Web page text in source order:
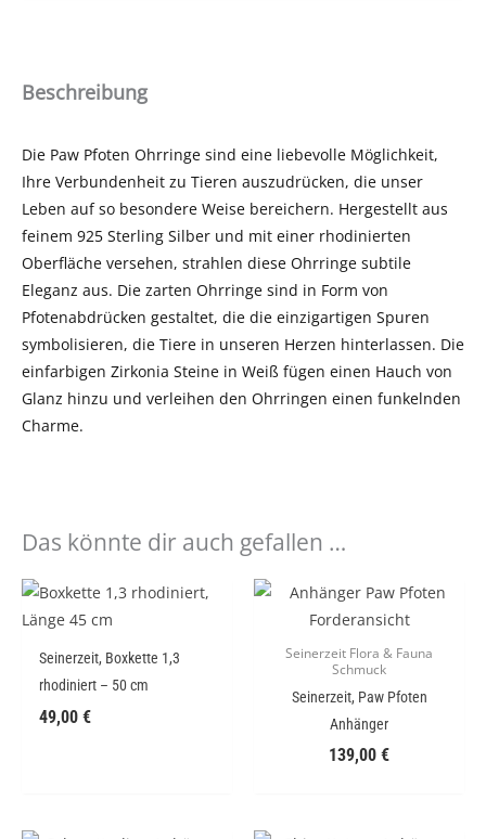
Beschreibung
Die Paw Pfoten Ohrringe sind eine liebevolle Möglichkeit,
Ihre Verbundenheit zu Tieren auszudrücken, die unser
Leben auf so besondere Weise bereichern. Hergestellt aus
feinem 925 Sterling Silber und mit einer rhodinierten
Oberfläche versehen, strahlen diese Ohrringe subtile
Eleganz aus. Die zarten Ohrringe sind in Form von
Pfotenabdrücken gestaltet, die die einzigartigen Spuren
symbolisieren, die Tiere in unseren Herzen hinterlassen. Die
einfarbigen Zirkonia Steine in Weiß fügen einen Hauch von
Glanz hinzu und verleihen den Ohrringen einen funkelnden
Charme.
Das könnte dir auch gefallen …
Seinerzeit, Boxkette 1,3
rhodiniert – 50 cm
49,00€
Seinerzeit Flora & Fauna
Schmuck
Seinerzeit, Paw Pfoten
Anhänger
139,00 €